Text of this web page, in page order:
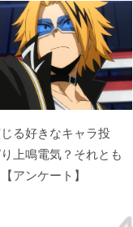
る好きなキャラ投
上鳴電気？それとも
アンケート】